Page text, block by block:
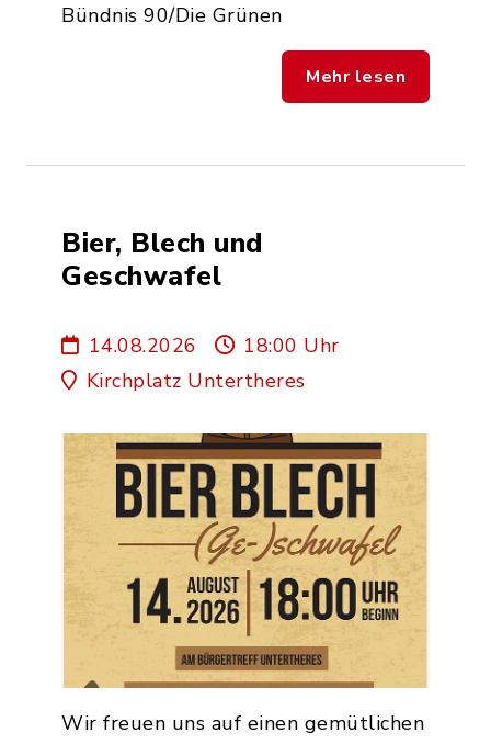
Bündnis 90/Die Grünen
Mehr lesen
Bier, Blech und
Geschwafel
14.08.2026
18:00 Uhr
Kirchplatz Untertheres
Wir freuen uns auf einen gemütlichen